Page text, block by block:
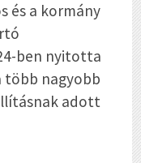
és a kormány
ben nyitotta
több nagyobb
adott